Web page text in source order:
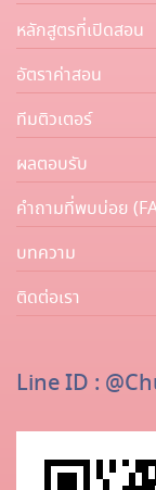
หลักสูตรที่เปิดสอน
อัตราค่าสอน
ทีมติวเตอร์
ผลตอบรับ
คำถามที่พบบ่อย
บทความ
ติดต่อเรา
Line ID :